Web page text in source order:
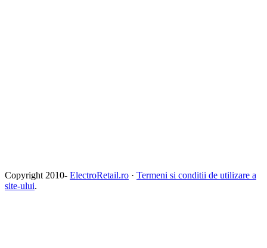
Copyright 2010- ElectroRetail.ro · Termeni si conditii de utilizare a
site-ului.